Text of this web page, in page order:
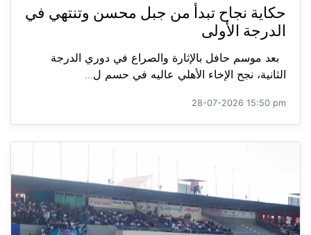
حكاية نجاح تبدأ من جبل محسن وتنتهي في
الدرجة الأولى
بعد موسم حافل بالإثارة والصراع في دوري الدرجة
الثانية، نجح الإخاء الأهلي عاليه في حسم ل...
28-07-2026 15:50 pm